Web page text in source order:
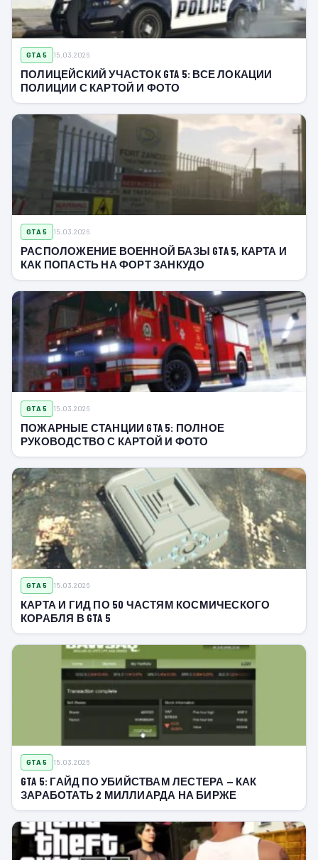
GTA 5 15.03.2026
ПОЛИЦЕЙСКИЙ УЧАСТОК GTA 5: ВСЕ ЛОКАЦИИ
ПОЛИЦИИ С КАРТОЙ И ФОТО
GTA 5 15.03.2026
РАСПОЛОЖЕНИЕ ВОЕННОЙ БАЗЫ GTA 5, КАРТА И
КАК ПОПАСТЬ НА ФОРТ ЗАНКУДО
GTA 5 15.03.2026
ПОЖАРНЫЕ СТАНЦИИ GTA 5: ПОЛНОЕ
РУКОВОДСТВО С КАРТОЙ И ФОТО
GTA 5 15.03.2026
КАРТА И ГИД ПО 50 ЧАСТЯМ КОСМИЧЕСКОГО
КОРАБЛЯ В GTA 5
GTA 5 15.03.2026
GTA 5: ГАЙД ПО УБИЙСТВАМ ЛЕСТЕРА — КАК
ЗАРАБОТАТЬ 2 МИЛЛИАРДА НА БИРЖЕ